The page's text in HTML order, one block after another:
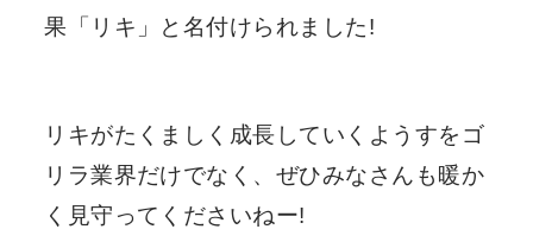
果「リキ」と名付けられました!
リキがたくましく成長していくようすをゴ
リラ業界だけでなく、ぜひみなさんも暖か
く見守ってくださいねー!